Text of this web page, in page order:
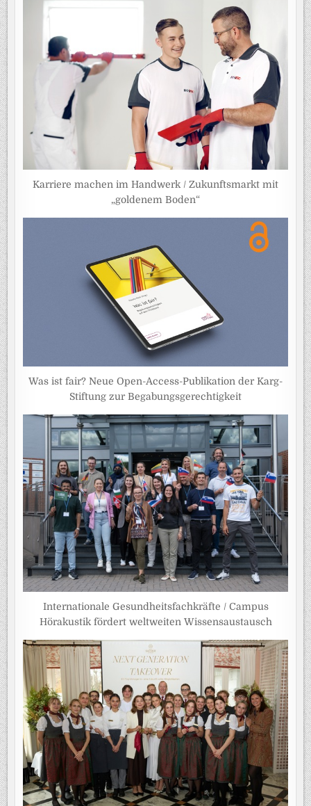
Karriere machen im Handwerk / Zukunftsmarkt mit
„goldenem Boden“
Was ist fair? Neue Open-Access-Publikation der Karg-
Stiftung zur Begabungsgerechtigkeit
Internationale Gesundheitsfachkräfte / Campus
Hörakustik fördert weltweiten Wissensaustausch